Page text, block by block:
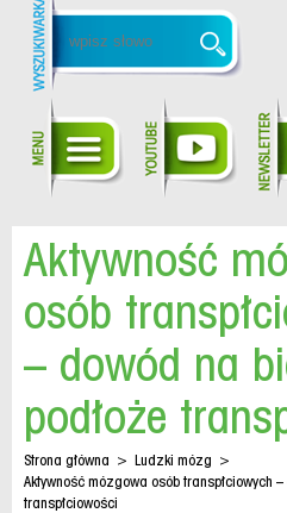
Aktywność
osób
– dowód na
podłoże
Strona główna > Ludzki mózg >
Aktywność mózgowa osób transpłciowych
transpłciowości